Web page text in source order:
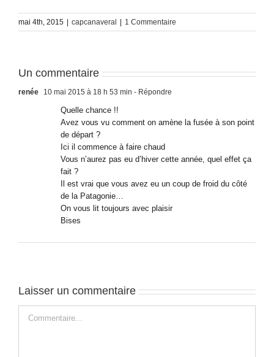
mai 4th, 2015 capcanaveral 1 Commentaire
Un commentaire
renée 10 mai 2015 à 18 h 53 min - Répondre
Quelle chance !!
Avez vous vu comment on amène la fusée à son point
de départ ?
Ici il commence à faire chaud
Vous n’aurez pas eu d’hiver cette année, quel effet ça
fait ?
Il est vrai que vous avez eu un coup de froid du côté
de la Patagonie…
On vous lit toujours avec plaisir
Bises
Laisser un commentaire